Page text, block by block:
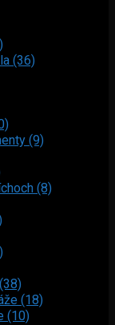
(36)
(9)
(8)
(18)
(10)